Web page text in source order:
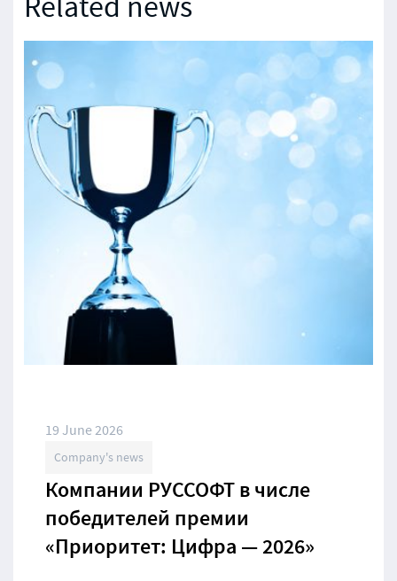
19 June 2026
Company's news
Компании РУССОФТ в числе
победителей премии
«Приоритет: Цифра — 2026»